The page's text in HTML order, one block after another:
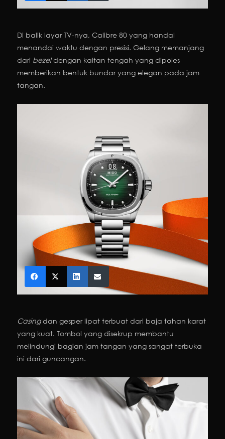
Di balik layar TV-nya, Calibre 80 yang handal
menandai waktu dengan presisi. Gelang memanjang
dari bezeldengan kaitan tengah yang dipoles
memberikan bentuk bundar yang elegan pada jam
tangan.
Casingdan gesper lipat terbuat dari baja tahan karat
yang kuat. Tombol yang disekrup membantu
melindungi bagian jam tangan yang sangat terbuka
ini dari guncangan.